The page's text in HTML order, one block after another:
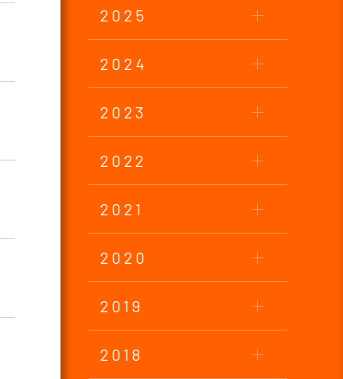
2025
2024
2023
2022
2021
2020
2019
2018